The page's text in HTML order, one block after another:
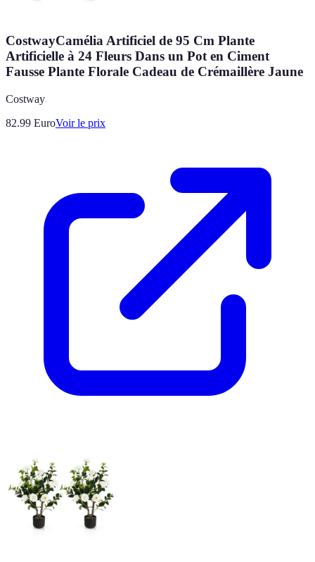
CostwayCamélia Artificiel de 95 Cm Plante
Artificielle à 24 Fleurs Dans un Pot en Ciment
Fausse Plante Florale Cadeau de Crémaillère Jaune
Costway
82.99 EuroVoir le prix